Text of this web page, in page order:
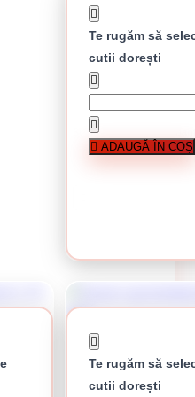
Surub cap bombat
77 lei /
Te rugăm să
cutii dorești
ADAUGĂ ÎN COȘ
Te rugăm să
cutii dorești